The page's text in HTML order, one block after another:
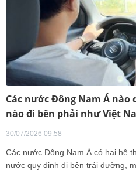
Các nước Đông Nam Á
nào đi bên phải như Việt
30/07/2026 09:58
Các nước Đông Nam Á có hai hệ
nước quy định đi bên trái đường,